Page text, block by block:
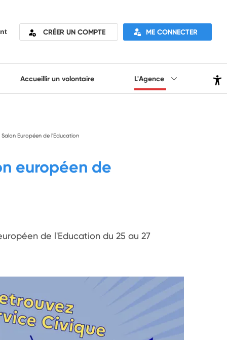
CRÉER UN COMPTE ME CONNECTER
Accueillir un volontaire L'Agence
Européen de l'Education
européen de
de l'Education du 25 au 27